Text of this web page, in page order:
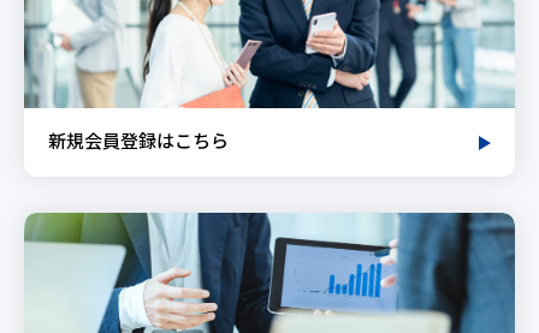
新規会員登録はこちら